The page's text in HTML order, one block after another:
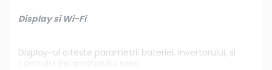
Display si Wi-Fi
Display-ul citeste parametrii bateriei, invertorului, si
controlul incarcatorului solar.